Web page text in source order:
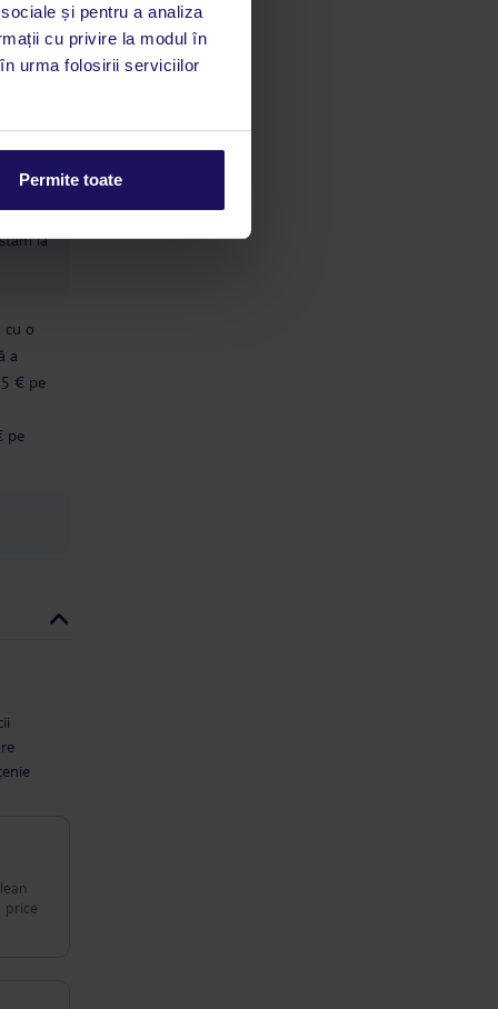
și pentru a analiza
cu privire la modul în
urma folosirii serviciilor
Permite toate
care
la
cu o
a
€ pe
pe
price